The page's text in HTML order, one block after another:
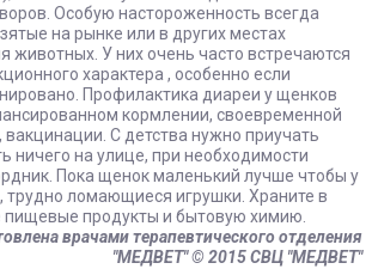
Особую настороженность всегда
на рынке или в других местах
животных. У них очень часто встречаются
характера , особенно если
Профилактика диареи у щенков
кормлении, своевременной
С детства нужно приучать
ничего на улице, при необходимости
Пока щенок маленький лучше чтобы у
трудно ломающиеся игрушки. Храните в
пищевые продукты и бытовую химию.
врачами терапевтического отделения
"МЕДВЕТ"© 2015 СВЦ "МЕДВЕТ"